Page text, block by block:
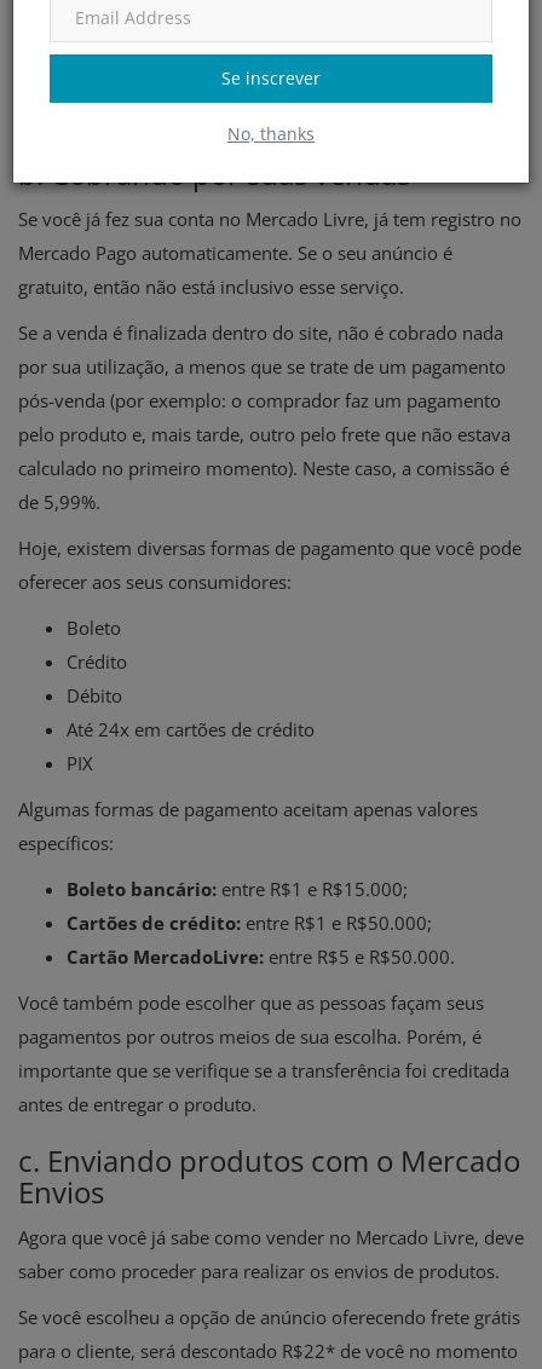
Se inscrever
No, thanks
Adicione a informação de quanto tempo precisa para
ter seu produto disponível;
Escreva a descrição do produto;
b. Cobrando por suas vendas
Se você já fez sua conta no Mercado Livre, já tem registro no
Mercado Pago automaticamente. Se o seu anúncio é
gratuito, então não está inclusivo esse serviço.
Se a venda é finalizada dentro do site, não é cobrado nada
por sua utilização, a menos que se trate de um pagamento
pós-venda (por exemplo: o comprador faz um pagamento
pelo produto e, mais tarde, outro pelo frete que não estava
calculado no primeiro momento). Neste caso, a comissão é
de 5,99%.
Hoje, existem diversas formas de pagamento que você pode
oferecer aos seus consumidores:
Boleto
Crédito
Débito
Até 24x em cartões de crédito
PIX
Algumas formas de pagamento aceitam apenas valores
específicos:
Boleto bancário: entre R$1 e R$15.000;
Cartões de crédito: entre R$1 e R$50.000;
Cartão MercadoLivre: entre R$5 e R$50.000.
Você também pode escolher que as pessoas façam seus
pagamentos por outros meios de sua escolha. Porém, é
importante que se verifique se a transferência foi creditada
antes de entregar o produto.
c. Enviando produtos com o Mercado
Envios
Agora que você já sabe como vender no Mercado Livre, deve
saber como proceder para realizar os envios de produtos.
Se você escolheu a opção de anúncio oferecendo frete grátis
para o cliente, será descontado R$22* de você no momento